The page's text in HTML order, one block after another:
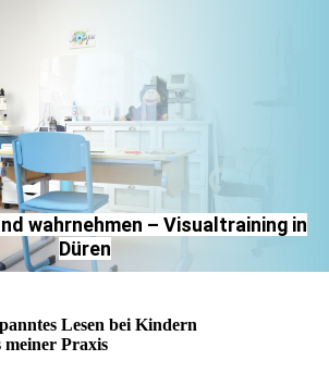
wahrnehmen – Visualtraining in
Düren
Lesen bei Kindern
meiner Praxis